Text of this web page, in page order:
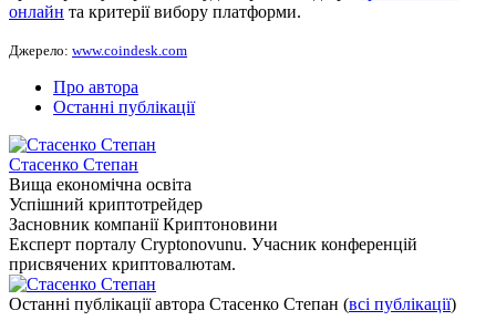
онлайн та критерії вибору платформи.
Джерело: www.coindesk.com
Про автора
Останні публікації
Стасенко Степан
Вища економічна освіта
Успішний криптотрейдер
Засновник компанії Криптоновини
Експерт порталу Cryptonovunu. Учасник конференцій
присвячених криптовалютам.
Останні публікації автора Стасенко Степан (всі публікації)